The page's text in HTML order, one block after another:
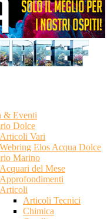
& Eventi
Dolce
Articoli Vari
Webring Elos Acqua Dolce
Marino
Acquari del Mese
Approfondimenti
Articoli
Articoli Tecnici
Chimica